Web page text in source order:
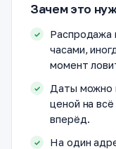
Зачем это
Распродажа
часами,
момент
Даты можно
ценой на
вперёд.
На один